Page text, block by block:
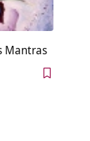
Mantras